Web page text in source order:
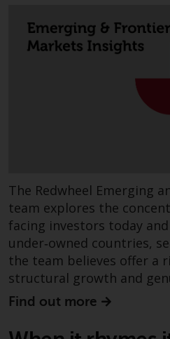
Fonds eine
Sie ist, prüfen Sie
Anlageziele, das
Gebühren und
Fonds prüfen.
Informationen
Verkaufsprospekt
https://
and-documents/
lesen Sie den
sorgfältig durch,
investieren.
Andere auf dieser
beschriebene
regulatorischen
The Redwheel Emerging
team explores the
facing investors today
under‑owned countries,
the team believes offer a
structural growth and
Find out more